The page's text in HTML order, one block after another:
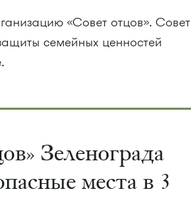
«Совет отцов». Совет
семейных ценностей
Зеленограда
места в 3